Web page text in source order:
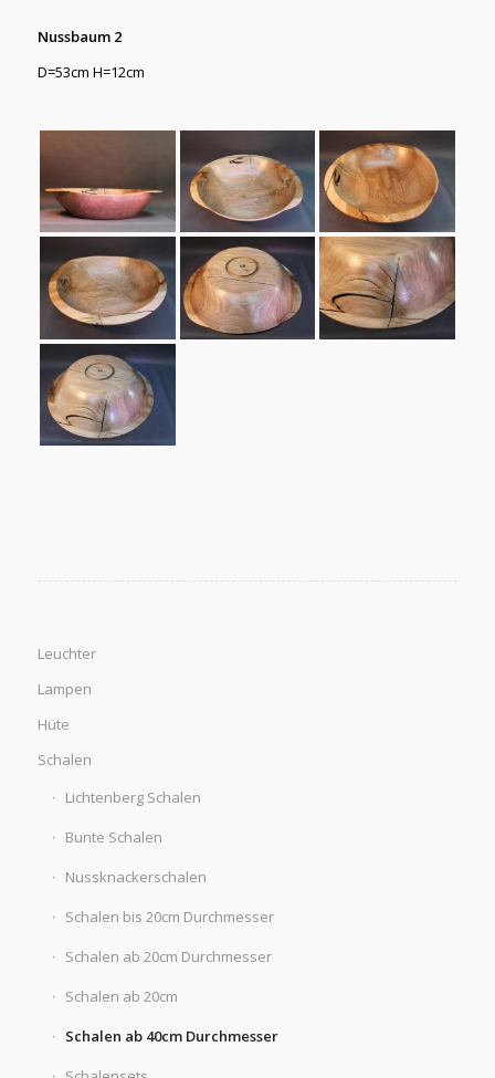
Nussbaum 2
D=53cm H=12cm
Leuchter
Lampen
Hüte
Schalen
Lichtenberg Schalen
Bunte Schalen
Nussknackerschalen
Schalen bis 20cm Durchmesser
Schalen ab 20cm Durchmesser
Schalen ab 20cm
Schalen ab 40cm Durchmesser